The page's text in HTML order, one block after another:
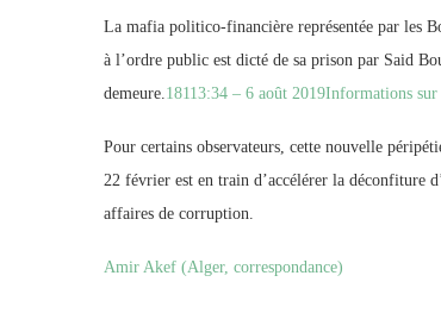
La mafia politico-financière représentée par les
à l’ordre public est dicté de sa prison par Said
demeure.18113:34 – 6 août 2019Informations
Pour certains observateurs, cette nouvelle
22 février est en train d’accélérer la déconfiture
affaires de corruption.
Amir Akef (Alger, correspondance)